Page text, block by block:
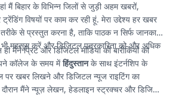
मैं बिहार के विभिन्न जिलों से जुड़ी अहम खबरों,
ट्रेंडिंग विषयों पर काम कर रही हूं. मेरा उद्देश्य हर खबर
से प्रस्तुत करना है, ताकि पाठक न सिर्फ जानकारी
महसूस करें और डिजिटल पत्रकारिता को और अधिक
ही मैंने प्रिंट और डिजिटल मीडिया की बारीकियों को
कॉलेज के समय मेंहिंदुस्तानके साथ इंटर्नशिप के
पर खबर लिखने और डिजिटल न्यूज राइटिंग का
दौरान मैंने न्यूज़ लेखन, हेडलाइन स्ट्रक्चर और डिजिटल